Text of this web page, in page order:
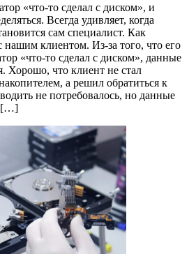
«что-то сделал с диском», и
Всегда удивляет, когда
сам специалист. Как
клиентом. Из-за того, что его
«что-то сделал с диском», данные
Хорошо, что клиент не стал
а решил обратиться к
не потребовалось, но данные
[…]